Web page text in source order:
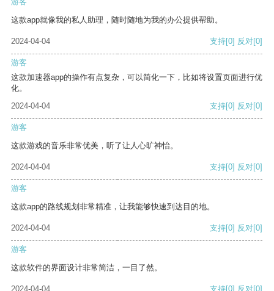
这款app就像我的私人助理，随时随地为我的办公提供帮助。
2024-04-04 支持[0] 反对[0]
游客
这款加速器app的操作有点复杂，可以简化一下，比如将设置页面进行优
化。
2024-04-04
支持[0] 反对[0]
游客
这款游戏的音乐非常优美，听了让人心旷神怡。
2024-04-04 支持[0] 反对[0]
游客
这款app的路线规划非常精准，让我能够快速到达目的地。
2024-04-04 支持[0] 反对[0]
游客
这款软件的界面设计非常简洁，一目了然。
2024-04-04 支持[0] 反对[0]